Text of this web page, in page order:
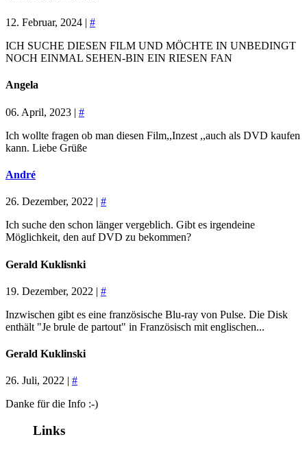
12. Februar, 2024 | #
ICH SUCHE DIESEN FILM UND MÖCHTE IN UNBEDINGT
NOCH EINMAL SEHEN-BIN EIN RIESEN FAN
Angela
06. April, 2023 | #
Ich wollte fragen ob man diesen Film,,Inzest ,,auch als DVD kaufen
kann. Liebe Grüße
André
26. Dezember, 2022 | #
Ich suche den schon länger vergeblich. Gibt es irgendeine
Möglichkeit, den auf DVD zu bekommen?
Gerald Kuklisnki
19. Dezember, 2022 | #
Inzwischen gibt es eine französische Blu-ray von Pulse. Die Disk
enthält "Je brule de partout" in Französisch mit englischen...
Gerald Kuklinski
26. Juli, 2022 | #
Danke für die Info :-)
Links